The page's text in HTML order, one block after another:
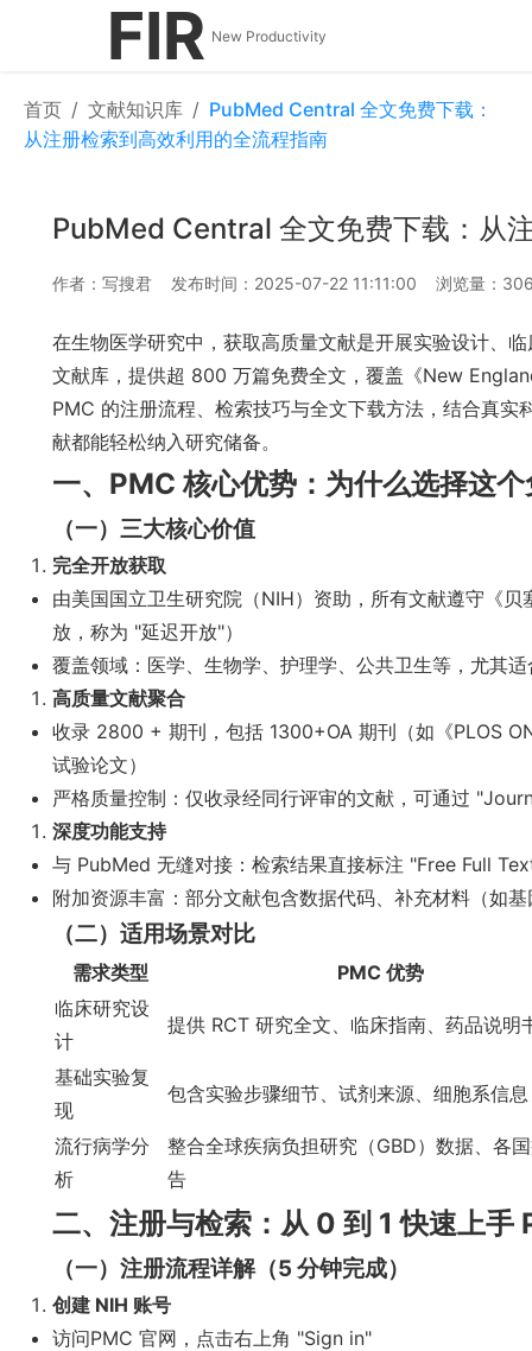
FIR New Productivity
首页 / 文献知识库 / PubMed Central 全文免费下载：
从注册检索到高效利用的全流程指南
PubMed Central 全文免费下载：从
作者：写搜君 发布时间：2025-07-22 11:11:00 浏览量：
在生物医学研究中，获取高质量文献是开展实验设计、
文献库，提供超 800 万篇免费全文，覆盖《New
PMC 的注册流程、检索技巧与全文下载方法，结合真
献都能轻松纳入研究储备。
一、PMC 核心优势：为什么选择这
（一）三大核心价值
完全开放获取
由美国国立卫生研究院（NIH）资助，所有文献遵守《
放，称为 "延迟开放"）
覆盖领域：医学、生物学、护理学、公共卫生等，尤其
高质量文献聚合
收录 2800 + 期刊，包括 1300+OA 期刊（如《PLOS
试验论文）
严格质量控制：仅收录经同行评审的文献，可通过
深度功能支持
与 PubMed 无缝对接：检索结果直接标注 "Free Full
附加资源丰富：部分文献包含数据代码、补充材料（如
（二）适用场景对比
需求类型
PMC 优势
临床研究设
计
提供 RCT 研究全文、临床指南、药品说明
基础实验复
现
包含实验步骤细节、试剂来源、细胞系信息
流行病学分
析
整合全球疾病负担研究（GBD）数据、各
告
二、注册与检索：从 0 到 1 快速上手
（一）注册流程详解（5 分钟完成）
创建 NIH 账号
访问PMC 官网 ，点击右上角 "Sign in"